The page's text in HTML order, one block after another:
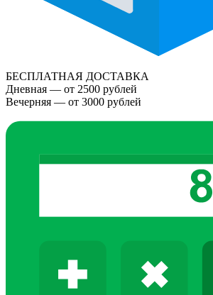
БЕСПЛАТНАЯ ДОСТАВКА
Дневная — от 2500 рублей
Вечерняя — от 3000 рублей